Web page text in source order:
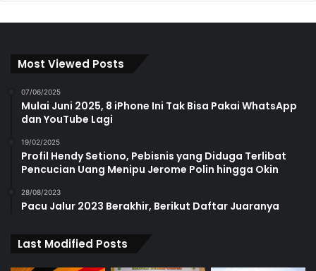
Most Viewed Posts
07/06/2025
Mulai Juni 2025, 8 iPhone Ini Tak Bisa Pakai WhatsApp
dan YouTube Lagi
19/02/2025
Profil Hendy Setiono, Pebisnis yang Diduga Terlibat
Pencucian Uang Menipu Jerome Polin hingga Okin
28/08/2023
Pacu Jalur 2023 Berakhir, Berikut Daftar Juaranya
Last Modified Posts